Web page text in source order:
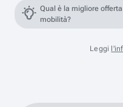
Qual è la migliore
mobilità?
Leggi